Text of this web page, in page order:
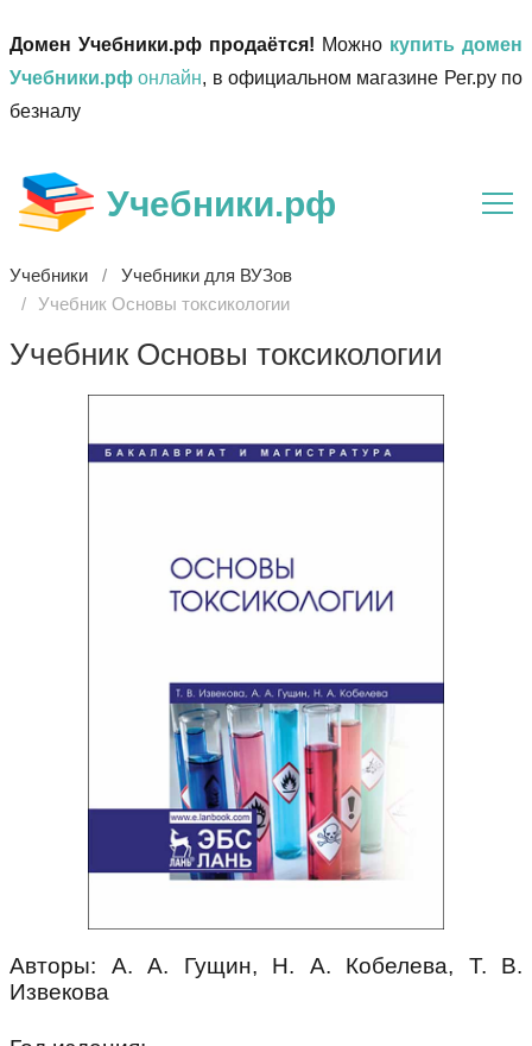
Домен Учебники.рф продаётся! Можно купить домен
Учебники.рф онлайн, в официальном магазине Рег.ру по
безналу
Учебники.рф
Учебники
Учебники для ВУЗов
Учебник Основы токсикологии
Учебник Основы токсикологии
Авторы: А. А. Гущин, Н. А. Кобелева, Т. В.
Извекова